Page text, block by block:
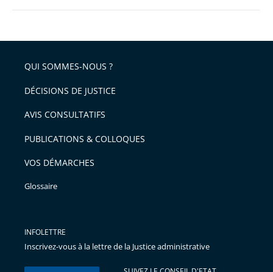
QUI SOMMES-NOUS ?
DÉCISIONS DE JUSTICE
AVIS CONSULTATIFS
PUBLICATIONS & COLLOQUES
VOS DÉMARCHES
Glossaire
INFOLETTRE
Inscrivez-vous à la lettre de la Justice administrative